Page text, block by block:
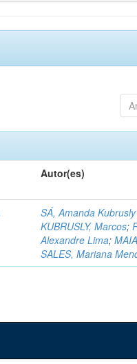
Autor(es)
SÁ, Amanda
KUBRUSLY, Marcos;
Alexandre Lima;
SALES, Mariana